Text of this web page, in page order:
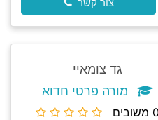
גד צומאיי
מורה פרטי חדוא
0 משובים